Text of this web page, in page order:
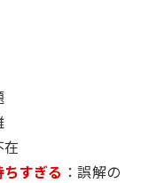
在
すぎる ：誤解の